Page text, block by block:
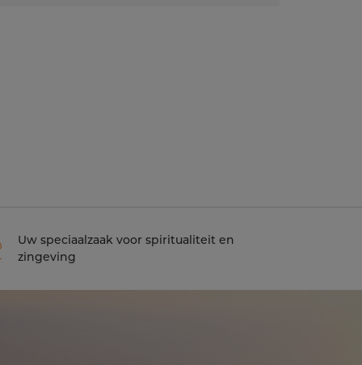
Uw speciaalzaak voor spiritualiteit en
zingeving